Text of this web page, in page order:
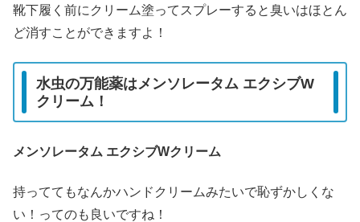
靴下履く前にクリーム塗ってスプレーすると臭いはほとん
ど消すことができますよ！
水虫の万能薬はメンソレータム エクシブW
クリーム！
メンソレータム エクシブWクリーム
持っててもなんかハンドクリームみたいで恥ずかしくな
い！ってのも良いですね！